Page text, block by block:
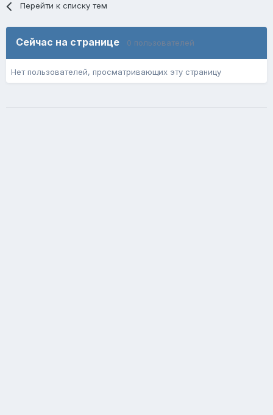
Перейти к списку тем
Сейчас на странице 0 пользователей
Нет пользователей, просматривающих эту страницу